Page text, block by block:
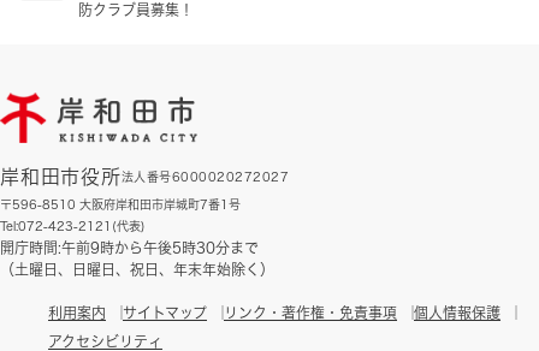
防クラブ員募集！
岸和田市役所法人番号6000020272027
〒596-8510 大阪府岸和田市岸城町7番1号
Tel:072-423-2121(代表)
開庁時間:午前9時から午後5時30分まで
（土曜日、日曜日、祝日、年末年始除く）
利用案内 サイトマップ リンク・著作権・免責事項
個人情報保護
アクセシビリティ